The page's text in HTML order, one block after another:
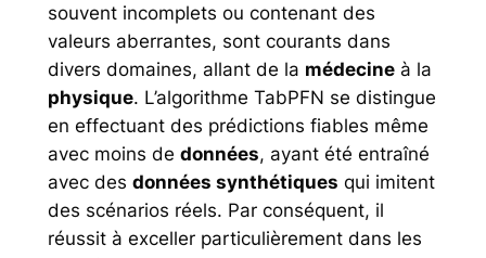
souvent incomplets ou contenant des
valeurs aberrantes, sont courants dans
divers domaines, allant de la médecineà la
physique. L’algorithme TabPFN se distingue
en effectuant des prédictions fiables même
avec moins de données, ayant été entraîné
avec des données synthétiques qui imitent
des scénarios réels. Par conséquent, il
réussit à exceller particulièrement dans les